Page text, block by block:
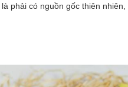
phải có nguồn gốc thiên